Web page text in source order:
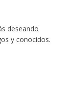
deseando
y conocidos.